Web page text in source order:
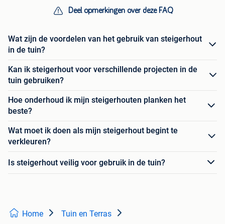
Deel opmerkingen over deze FAQ
Wat zijn de voordelen van het gebruik van steigerhout
in de tuin?
Kan ik steigerhout voor verschillende projecten in de
tuin gebruiken?
Hoe onderhoud ik mijn steigerhouten planken het
beste?
Wat moet ik doen als mijn steigerhout begint te
verkleuren?
Is steigerhout veilig voor gebruik in de tuin?
Home Tuin en Terras